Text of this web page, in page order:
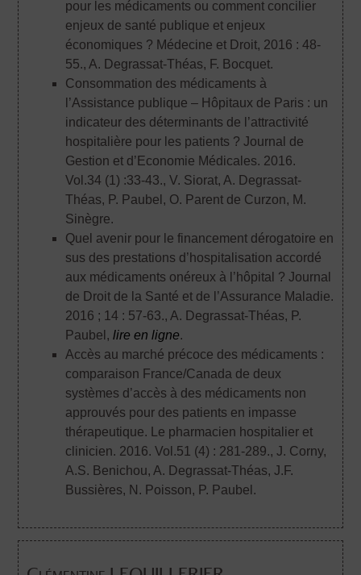
pour les médicaments ou comment concilier
enjeux de santé publique et enjeux
économiques ? Médecine et Droit, 2016 : 48-
55., A. Degrassat-Théas, F. Bocquet.
Consommation des médicaments à
l’Assistance publique – Hôpitaux de Paris : un
indicateur des déterminants de l’attractivité
hospitalière pour les patients ? Journal de
Gestion et d’Economie Médicales. 2016.
Vol.34 (1) :33-43., V. Siorat, A. Degrassat-
Théas, P. Paubel, O. Parent de Curzon, M.
Sinègre.
Quel avenir pour le financement dérogatoire en
sus des prestations d’hospitalisation accordé
aux médicaments onéreux à l’hôpital ? Journal
de Droit de la Santé et de l’Assurance Maladie.
2016 ; 14 : 57-63., A. Degrassat-Théas, P.
Paubel,lire en ligne.
Accès au marché précoce des médicaments :
comparaison France/Canada de deux
systèmes d’accès à des médicaments non
approuvés pour des patients en impasse
thérapeutique. Le pharmacien hospitalier et
clinicien. 2016. Vol.51 (4) : 281-289., J. Corny,
A.S. Benichou, A. Degrassat-Théas, J.F.
Bussières, N. Poisson, P. Paubel.